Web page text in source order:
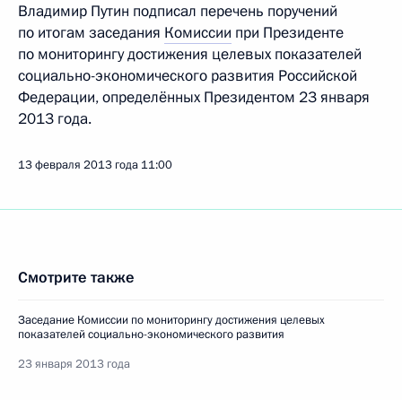
Владимир Путин подписал перечень поручений
по итогам заседания Комиссии при Президенте
по мониторингу достижения целевых показателей
социально-экономического развития Российской
Федерации, определённых Президентом 23 января
2013 года.
13 февраля 2013 года 11:00
Смотрите также
Заседание Комиссии по мониторингу достижения целевых
показателей социально-экономического развития
23 января 2013 года